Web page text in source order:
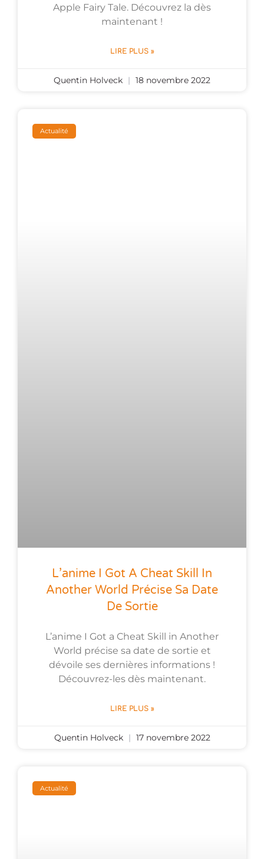
Apple Fairy Tale. Découvrez la dès
maintenant !
LIRE PLUS »
Quentin Holveck 18 novembre 2022
Actualité
L’anime I Got A Cheat Skill In
Another World Précise Sa Date
De Sortie
L’anime I Got a Cheat Skill in Another
World précise sa date de sortie et
dévoile ses dernières informations !
Découvrez-les dès maintenant.
LIRE PLUS »
Quentin Holveck 17 novembre 2022
Actualité